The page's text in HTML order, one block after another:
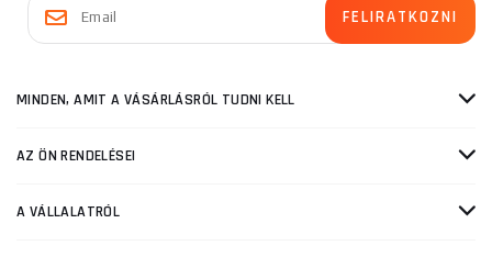
MINDEN, AMIT A VÁSÁRLÁSRÓL TUDNI KELL
AZ ÖN RENDELÉSEI
A VÁLLALATRÓL